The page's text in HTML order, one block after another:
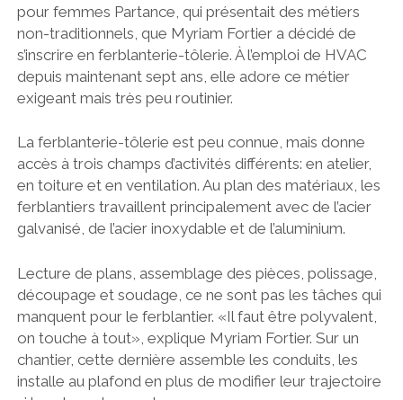
pour femmes Partance, qui présentait des métiers
non-traditionnels, que Myriam Fortier a décidé de
s’inscrire en ferblanterie-tôlerie. À l’emploi de HVAC
depuis maintenant sept ans, elle adore ce métier
exigeant mais très peu routinier.
La ferblanterie-tôlerie est peu connue, mais donne
accès à trois champs d’activités différents: en atelier,
en toiture et en ventilation. Au plan des matériaux, les
ferblantiers travaillent principalement avec de l’acier
galvanisé, de l’acier inoxydable et de l’aluminium.
Lecture de plans, assemblage des pièces, polissage,
découpage et soudage, ce ne sont pas les tâches qui
manquent pour le ferblantier. «Il faut être polyvalent,
on touche à tout», explique Myriam Fortier. Sur un
chantier, cette dernière assemble les conduits, les
installe au plafond en plus de modifier leur trajectoire